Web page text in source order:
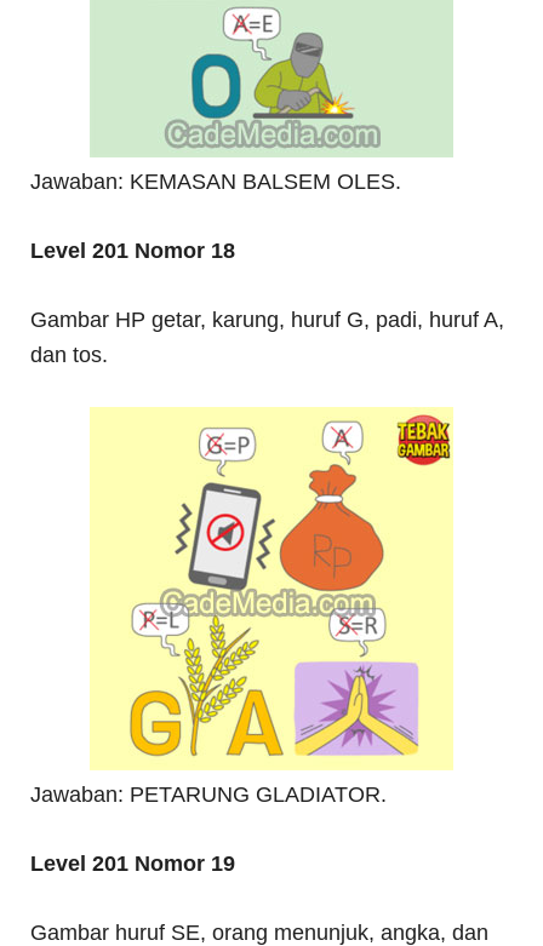
Jawaban: KEMASAN BALSEM OLES.
Level 201 Nomor 18
Gambar HP getar, karung, huruf G, padi, huruf A,
dan tos.
Jawaban: PETARUNG GLADIATOR.
Level 201 Nomor 19
Gambar huruf SE, orang menunjuk, angka, dan